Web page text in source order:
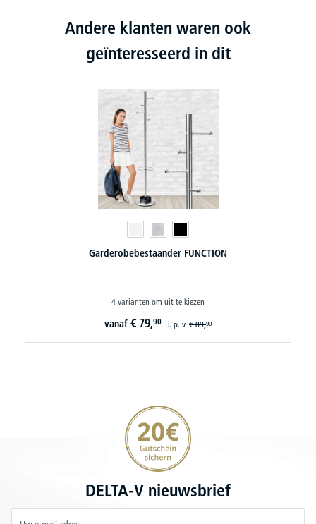
Andere klanten waren ook
geïnteresseerd in dit
Garderobestaander CAURUS
2 varianten om uit te kiezen
vanaf€ 98, 10
20€ korting verzekeren
DELTA-V nieuwsbrief